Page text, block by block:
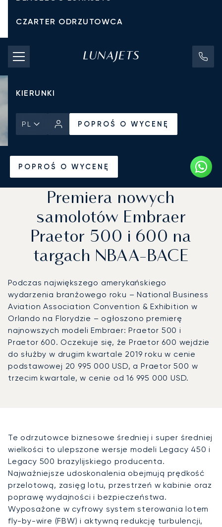
CZARTER ODRZUTOWCA
KOSZTY CZARTERU
PRYWATNE ODRZUTOWCE
KIERUNKI
PL POPROŚ O WYCENĘ
POPROŚ O WYCENĘ
Premiera nowych
samolotów Embraer
Praetor 500 i 600 na
targach NBAA-BACE
Podczas największego amerykańskiego
wydarzenia branżowego roku – National Business
Aviation Association Convention & Exhibition w
Orlando na Florydzie – ogłoszono premierę
najnowszych modeli Embraer: Praetor 500 i
Praetor 600. Oczekuje się, że Praetor 600 wejdzie
do służby w drugim kwartale 2019 roku w cenie
podstawowej 20 995 000 USD, a Praetor 500 w
trzecim kwartale, w cenie od 16 995 000 USD.
Te odrzutowce biznesowe średniej i super średniej
wielkości to ulepszone wersje modeli Legacy 450 i
Legacy 500 brazylijskiego producenta.
Najważniejsze udoskonalenia obejmują prędkość
przelotową, zasięg lotu, przestrzeń w kabinie oraz
poprawę wydajności i bezpieczeństwa.
Wyposażone w cyfrowy system sterowania lotem
fly-by-wire (FBW) i aktywną redukcję turbulencji,